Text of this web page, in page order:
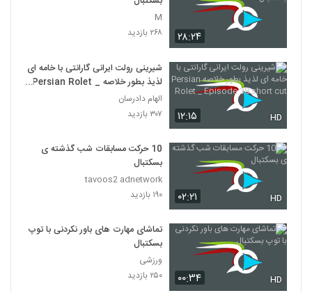
۲۸:۲۴
M
۲۶۸ بازدید
۱۲:۱۵ HD
شیرینی رولت ایرانی گارانتی با خامه ای
لذیذ بطور خلاصه Persian Rolet _
Episode 38 short cut
الهام دادرسان
۳۰۷ بازدید
۰۲:۲۱ HD
10 حرکت مسابقات شب گذشته ی
بسکتبال
tavoos2 adnetwork
۱۹۰ بازدید
۰۰:۳۴ HD
تماشای مهارت های باور نکردنی با توپ
بسکتبال
ورزشی
۲۵۰ بازدید